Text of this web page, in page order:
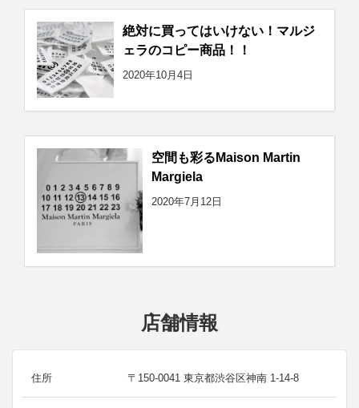
絶対に買ってはいけない！マルジ
ェラのコピー商品！！
2020年10月4日
空間も彩るMaison Martin
Margiela
2020年7月12日
店舗情報
住所 〒150-0041 東京都渋谷区神南 1-14-8